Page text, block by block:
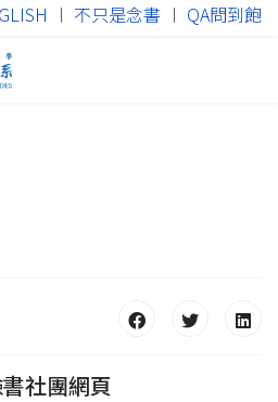
︱ 不只是念書 ︱ QA問到飽
社團網頁